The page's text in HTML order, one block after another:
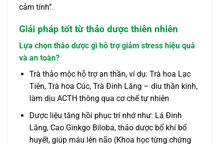
cảm tính”.
Giải pháp tốt từ thảo dược thiên nhiên
Lựa chọn thảo dược gì hỗ trợ giảm stress hiệu quả
và an toàn?
Trà thảo mộc hỗ trợ an thần, ví dụ: Trà hoa Lạc
Tiên, Trà hoa Cúc, Trà Đinh Lăng – diu thần kinh,
làm dịu ACTH thông qua cơ chế tự nhiên
Dược liệu tăng hồi phục trí nhớ như: Lá Đinh
Lăng, Cao Ginkgo Biloba, thảo dược bổ khí bổ
huyết, giúp máu lên não (Khoa học từng chứng